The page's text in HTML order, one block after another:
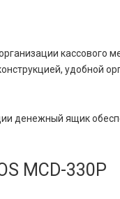
кассового
удобной
денежный ящик
MCD-330Р